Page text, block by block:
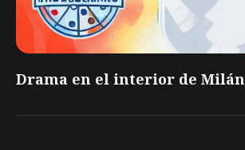
Drama en el interior de Milán